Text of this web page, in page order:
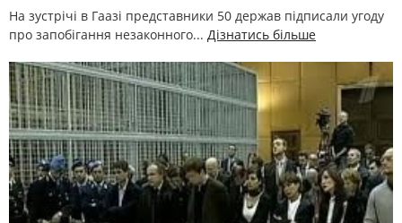
На зустрічі в Гаазі представники 50 держав підписали угоду
про запобігання незаконного... Дізнатись більше